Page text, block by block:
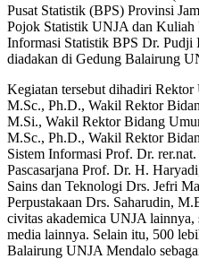
Pusat Statistik (BPS) Provinsi
Pojok Statistik UNJA dan Kuliah
Informasi Statistik BPS Dr.
diadakan di Gedung Balairung
Kegiatan tersebut dihadiri
M.Sc., Ph.D., Wakil Rektor
M.Si., Wakil Rektor Bidang
M.Sc., Ph.D., Wakil Rektor
Sistem Informasi Prof. Dr.
Pascasarjana Prof. Dr. H.
Sains dan Teknologi Drs. Jefri
Perpustakaan Drs. Saharudin,
civitas akademica UNJA
media lainnya. Selain itu, 500
Balairung UNJA Mendalo